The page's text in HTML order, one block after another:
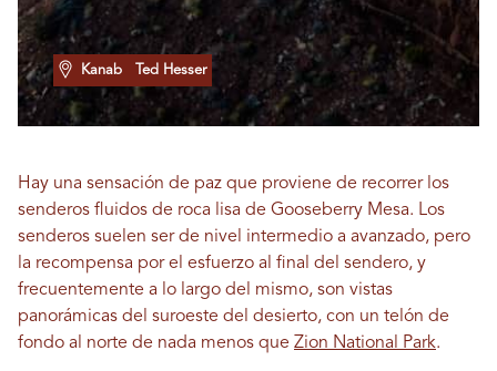
Kanab Ted Hesser
Hay una sensación de paz que proviene de recorrer los
senderos fluidos de roca lisa de Gooseberry Mesa. Los
senderos suelen ser de nivel intermedio a avanzado, pero
la recompensa por el esfuerzo al final del sendero, y
frecuentemente a lo largo del mismo, son vistas
panorámicas del suroeste del desierto, con un telón de
fondo al norte de nada menos que Zion National Park.